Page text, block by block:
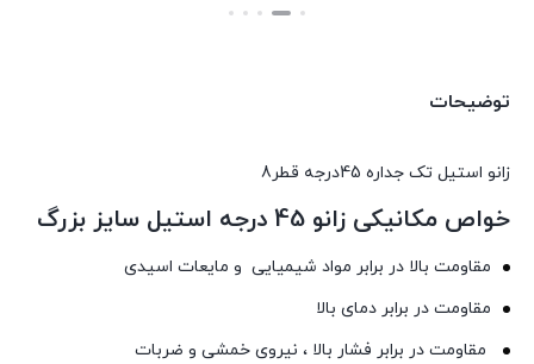
بستن
توضیحات
زانو استیل تک جداره 45درجه قطر8
خواص مکانیکی زانو 45 درجه استیل سایز بزرگ
مقاومت بالا در برابر مواد شیمیایی و مایعات اسیدی
مقاومت در برابر دمای بالا
مقاومت در برابر فشار بالا ، نیروی خمشی و ضربات